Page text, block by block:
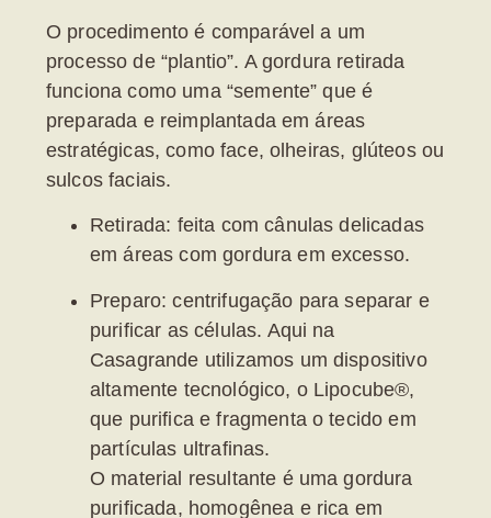
O procedimento é comparável a um
processo de “plantio”. A gordura retirada
funciona como uma “semente” que é
preparada e reimplantada em áreas
estratégicas, como face, olheiras, glúteos ou
sulcos faciais.
Retirada: feita com cânulas delicadas
em áreas com gordura em excesso.
Preparo: centrifugação para separar e
purificar as células. Aqui na
Casagrande utilizamos um dispositivo
altamente tecnológico, o Lipocube®,
que purifica e fragmenta o tecido em
partículas ultrafinas.
O material resultante é umagordura
purificada, homogênea e rica em